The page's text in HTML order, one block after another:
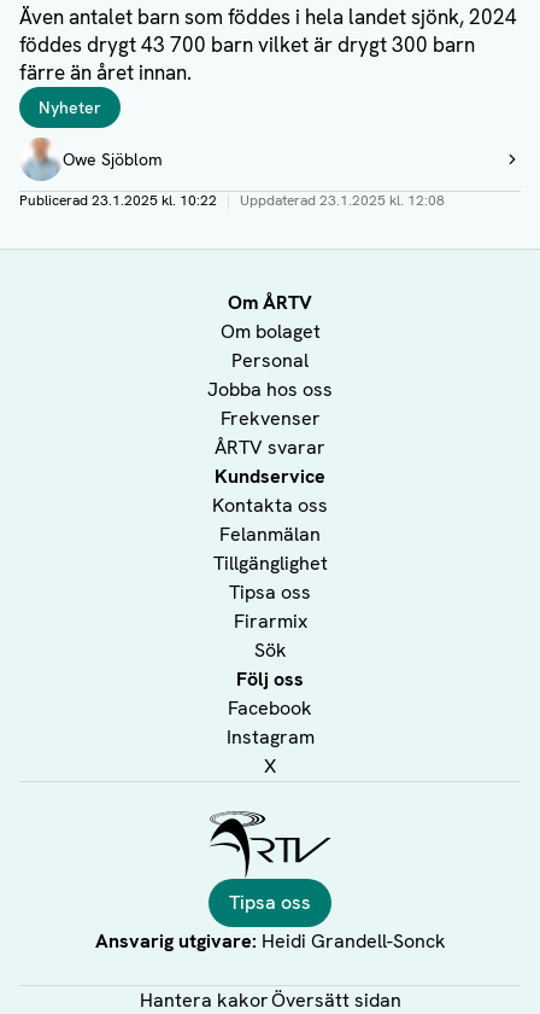
Även antalet barn som föddes i hela landet sjönk, 2024
föddes drygt 43 700 barn vilket är drygt 300 barn
färre än året innan.
Taggar
Nyheter
Författare
Owe Sjöblom
Visa profil
Publicerad23.1.2025 kl. 10:22 | Uppdaterad23.1.2025 kl. 12:08
Om ÅRTV
Om bolaget
Personal
Jobba hos oss
Frekvenser
ÅRTV svarar
Kundservice
Kontakta oss
Felanmälan
Tillgänglighet
Tipsa oss
Firarmix
Sök
Följ oss
Facebook
Instagram
X
Tipsa oss
Ansvarig utgivare: Heidi Grandell-Sonck
Hantera kakorÖversätt sidan